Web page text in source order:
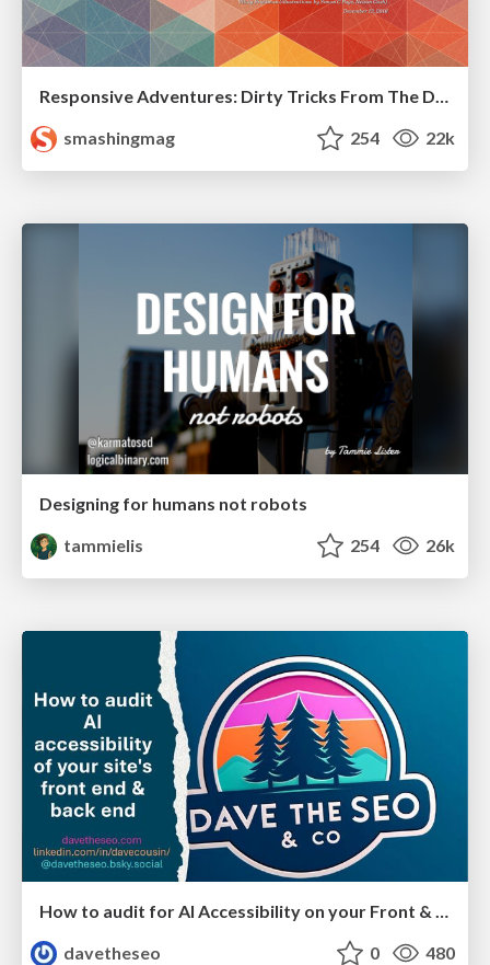
smashingmag
254 22k
Designing for humans not robots
tammielis
254 26k
How to audit for AI Accessibility on your Front & Back End
davetheseo
0 480